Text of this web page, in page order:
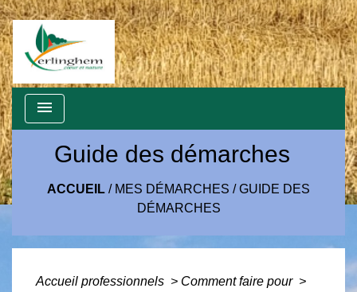
menu
Guide des démarches
ACCUEIL / MES DÉMARCHES /GUIDE DES
DÉMARCHES
Accueil professionnels > Comment faire pour >